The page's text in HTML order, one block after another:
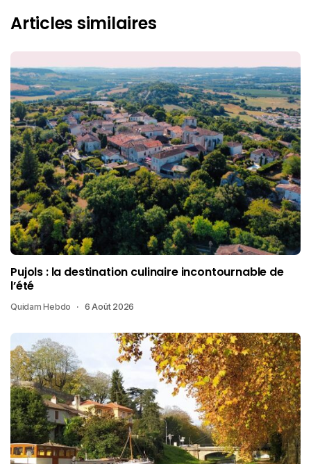
Articles similaires
Pujols : la destination culinaire incontournable de
l’été
Quidam Hebdo 6 Août 2026